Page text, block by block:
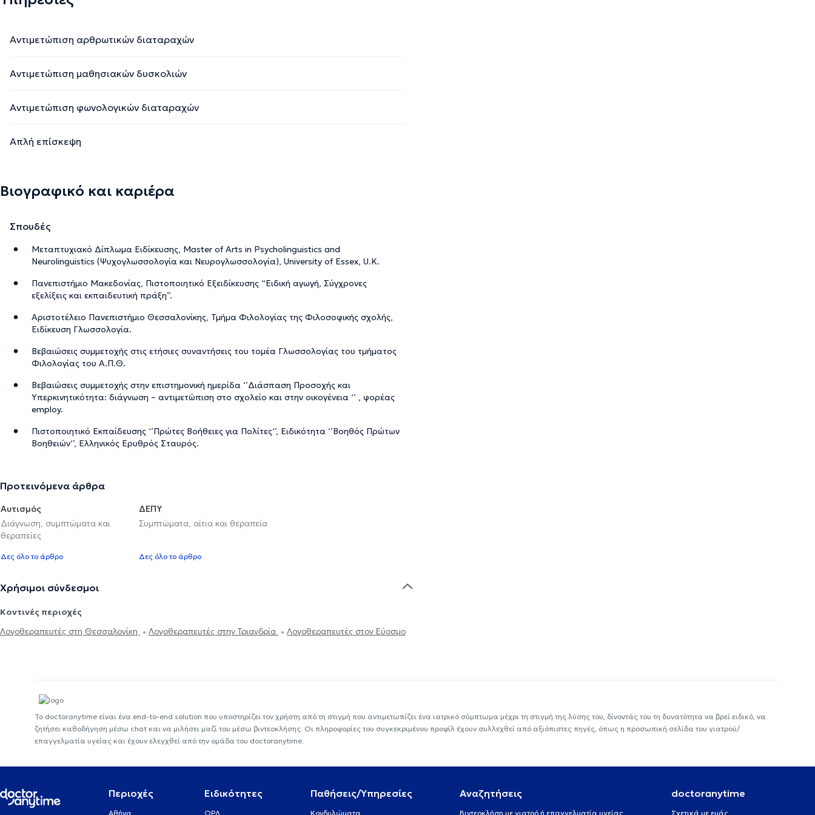
Αντιμετώπιση αρθρωτικών διαταραχών
Αντιμετώπιση μαθησιακών δυσκολιών
Αντιμετώπιση φωνολογικών διαταραχών
Απλή επίσκεψη
Βιογραφικό και καριέρα
Σπουδές
Μεταπτυχιακό Δίπλωμα Ειδίκευσης, Master of Arts in Psycholinguistics and
Neurolinguistics (Ψυχογλωσσολογία και Νευρογλωσσολογία), University of Essex, U.K.
Πανεπιστήμιο Μακεδονίας, Πιστοποιητικό Εξειδίκευσης “Ειδική αγωγή, Σύγχρονες
εξελίξεις και εκπαιδευτική πράξη”.
Αριστοτέλειο Πανεπιστήμιο Θεσσαλονίκης, Τμήμα Φιλολογίας της Φιλοσοφικής σχολής,
Ειδίκευση Γλωσσολογία.
Βεβαιώσεις συμμετοχής στις ετήσιες συναντήσεις του τομέα Γλωσσολογίας του τμήματος
Φιλολογίας του Α.Π.Θ.
Βεβαιώσεις συμμετοχής στην επιστημονική ημερίδα ‘’Διάσπαση Προσοχής και
Υπερκινητικότητα: διάγνωση – αντιμετώπιση στο σχολείο και στην οικογένεια ‘’ , φορέας
employ.
Πιστοποιητικό Εκπαίδευσης ‘’Πρώτες Βοήθειες για Πολίτες‘’, Ειδικότητα ‘’Βοηθός Πρώτων
Βοηθειών‘’, Ελληνικός Ερυθρός Σταυρός.
Προτεινόμενα άρθρα
Αυτισμός
Διάγνωση, συμπτώματα και
θεραπείες
Δες όλο το άρθρο
ΔΕΠΥ
Συμπτώματα, αίτια και θεραπεία
Δες όλο το άρθρο
Χρήσιμοι σύνδεσμοι
Κοντινές περιοχές
Λογοθεραπευτές στη Θεσσαλονίκη
Λογοθεραπευτές στην Τριανδρία Λογοθεραπευτές στον Εύοσμο
Το doctoranytime είναι ένα end-to-end solution που υποστηρίζει τον χρήστη από τη στιγμή που αντιμετωπίζει ένα ιατρικό σύμπτωμα μέχρι τη στιγμή της λύσης του, δίνοντάς του τη δυνατότητα να βρεί ειδικό, να
ζητήσει καθοδήγηση μέσω chat και να μιλήσει μαζί του μέσω βιντεοκλήσης. Οι πληροφορίες του συγκεκριμένου προφίλ έχουν συλλεχθεί από αξιόπιστες πηγές, όπως η προσωπική σελίδα του γιατρού/
επαγγελματία υγείας και έχουν ελεγχθεί από την ομάδα του doctoranytime.
Περιοχές
Αθήνα
Ειδικότητες
ΩΡΛ
Παθήσεις/Υπηρεσίες
Κονδυλώματα
Αναζητήσεις
Βιντεοκλήση με γιατρό ή επαγγελματία υγείας
doctoranytime
Σχετικά με εμάς